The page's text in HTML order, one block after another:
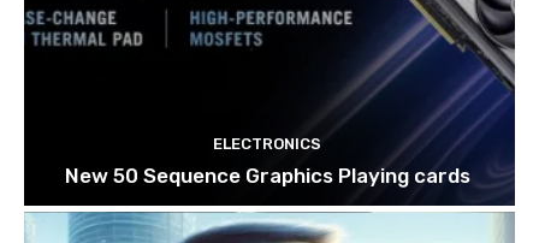
ELECTRONICS
New 50 Sequence Graphics Playing cards